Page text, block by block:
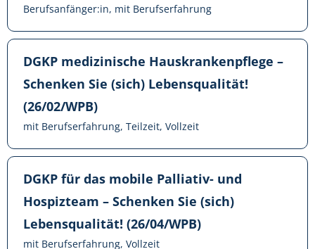
Berufsanfänger:in, mit Berufserfahrung
DGKP medizinische Hauskrankenpflege –
Schenken Sie (sich) Lebensqualität!
(26/02/WPB)
mit Berufserfahrung, Teilzeit, Vollzeit
DGKP für das mobile Palliativ- und
Hospizteam – Schenken Sie (sich)
Lebensqualität! (26/04/WPB)
mit Berufserfahrung, Vollzeit